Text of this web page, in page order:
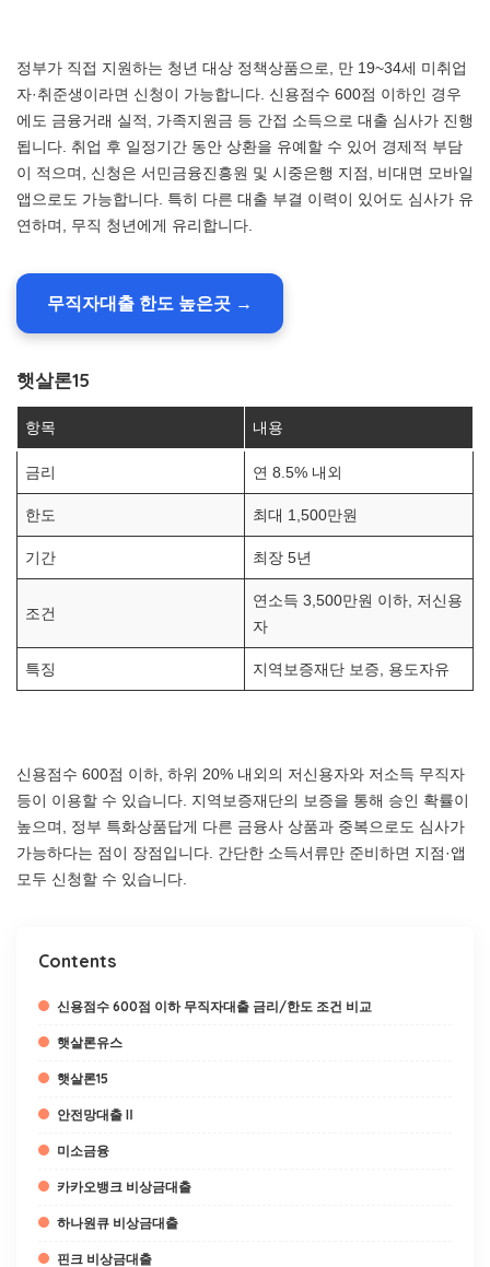
정부가 직접 지원하는 청년 대상 정책상품으로, 만 19~34세 미취업
자·취준생이라면 신청이 가능합니다. 신용점수 600점 이하인 경우
에도 금융거래 실적, 가족지원금 등 간접 소득으로 대출 심사가 진행
됩니다. 취업 후 일정기간 동안 상환을 유예할 수 있어 경제적 부담
이 적으며, 신청은 서민금융진흥원 및 시중은행 지점, 비대면 모바일
앱으로도 가능합니다. 특히 다른 대출 부결 이력이 있어도 심사가 유
연하며, 무직 청년에게 유리합니다.
무직자대출 한도 높은곳 →
햇살론15
항목 내용
금리 연 8.5% 내외
한도 최대 1,500만원
기간 최장 5년
조건
연소득 3,500만원 이하, 저신용
자
특징 지역보증재단 보증, 용도자유
신용점수 600점 이하, 하위 20% 내외의 저신용자와 저소득 무직자
등이 이용할 수 있습니다. 지역보증재단의 보증을 통해 승인 확률이
높으며, 정부 특화상품답게 다른 금융사 상품과 중복으로도 심사가
가능하다는 점이 장점입니다. 간단한 소득서류만 준비하면 지점·앱
모두 신청할 수 있습니다.
Contents
신용점수 600점 이하 무직자대출 금리/한도 조건 비교
햇살론유스
햇살론15
안전망대출Ⅱ
미소금융
카카오뱅크 비상금대출
하나원큐 비상금대출
핀크 비상금대출